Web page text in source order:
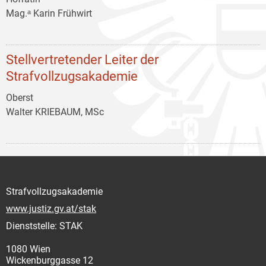
Mag.ᵃ Karin Frühwirt
Stellvertretender Leiter der
Strafvollzugsakademie
Oberst
Walter KRIEBAUM, MSc
Strafvollzugsakademie
www.justiz.gv.at/stak
Dienststelle: STAK
1080 Wien
Wickenburggasse 12